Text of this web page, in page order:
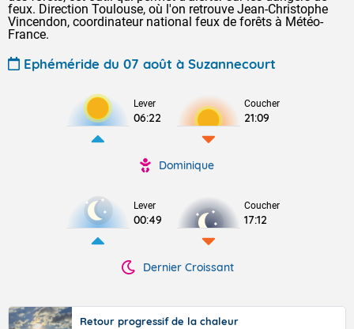
feux. Direction Toulouse, où l'on retrouve Jean-Christophe
Vincendon, coordinateur national feux de forêts à Météo-
France.
Ephéméride du 07 août à Suzannecourt
Lever
06:22
Coucher
21:09
Dominique
Lever
00:49
Coucher
17:12
Dernier Croissant
Retour progressif de la chaleur